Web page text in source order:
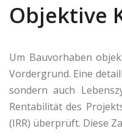
Objektive
Um Bauvorhaben
Vordergrund. Eine
sondern auch
Rentabilität des
(IRR) überprüft. Diese